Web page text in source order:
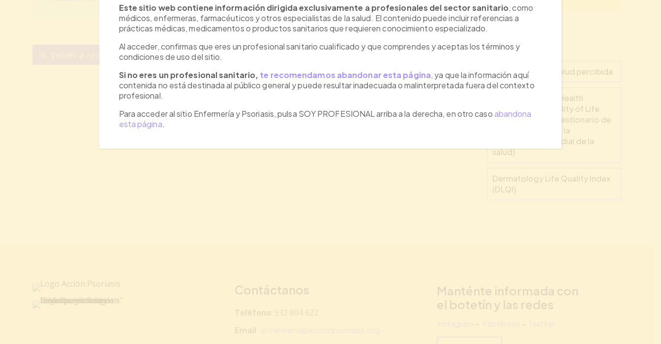
Volver a recursos
Formularios
Cuestionario de salud percibida
WHOQOL: World Health
Organization Quiality of Life
Questionnaire (Cuestionario de
calidad de vida de la
Organización Mundial de la
salud)
Dermatology Life Quality Index
(DLQI)
Contáctanos
Manténte informada con
el botetín y las redes
– –
Este sitio web contiene información dirigida exclusivamente a profesionales del sector sanitario, como
médicos, enfermeras, farmacéuticos y otros especialistas de la salud. El contenido puede incluir referencias a
prácticas médicas, medicamentos o productos sanitarios que requieren conocimiento especializado.
Al acceder, confirmas que eres un profesional sanitario cualificado y que comprendes y aceptas los términos y
condiciones de uso del sitio.
Si no eres un profesional sanitario, te recomendamos abandonar esta página, ya que la información aquí
contenida no está destinada al público general y puede resultar inadecuada o malinterpretada fuera del contexto
profesional.
Para acceder al sitio Enfermería y Psoriasis, pulsa SOY PROFESIONAL arriba a la derecha, en otro caso abandona
esta página.